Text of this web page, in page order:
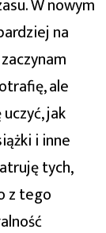
W nowym
na
ale
jak
i inne
tych,
z tego